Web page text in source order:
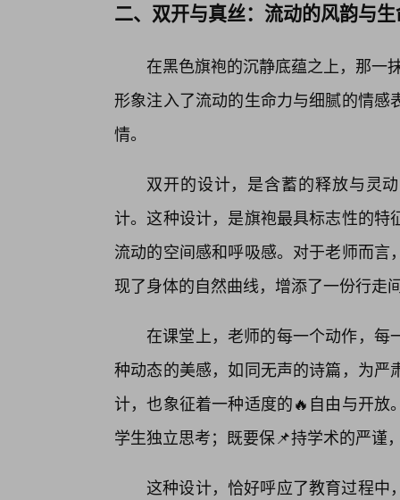
二、双开与真丝：流动的风韵与
在黑色旗袍的沉静底蕴之上，那一
形象注入了流动的生命力与细腻的情
情。
双开的设计，是含蓄的释放与灵
计。这种设计，是旗袍最具标志性的
流动的空间感和呼吸感。对于老师而
现了身体的自然曲线，增添了一份行走
在课堂上，老师的每一个动作，每
种动态的美感，如同无声的诗篇，为
计，也象征着一种适度的🔥自由与开
学生独立思考；既要保📌持学术的严谨
这种设计，恰好呼应了教育过程